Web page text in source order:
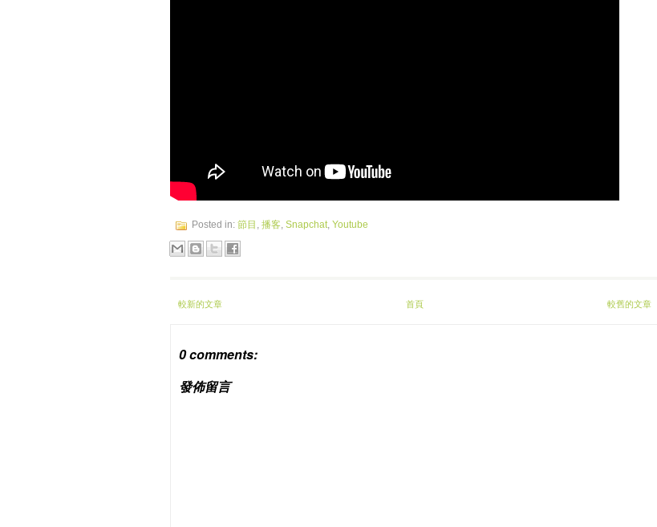
c
Posted in: 節目 , 播客, Snapchat, Youtube
較新的文章 較舊的文章
首頁
0 comments:
發佈留言